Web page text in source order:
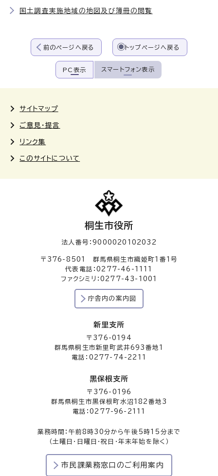
国土調査実施地域の地図及び簿冊の閲覧
前のページへ戻る トップページへ戻る
PC表示 スマートフォン表示
サイトマップ
ご意見・提言
リンク集
このサイトについて
桐生市役所
法人番号：9000020102032
〒376-8501 群馬県桐生市織姫町1番1号
代表電話：0277-46-1111
ファクシミリ：0277-43-1001
庁舎内の案内図
新里支所
〒376-0194
群馬県桐生市新里町武井693番地1
電話：0277-74-2211
黒保根支所
〒376-0196
群馬県桐生市黒保根町水沼182番地3
電話：0277-96-2111
業務時間：午前8時30分から午後5時15分まで
（土曜日・日曜日・祝日・年末年始を除く）
市民課業務窓口のご利用案内